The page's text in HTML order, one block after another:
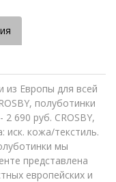
из Европы для всей
полуботинки
690 руб. CROSBY,
иск. кожа/текстиль.
мы
представлена
европейских и